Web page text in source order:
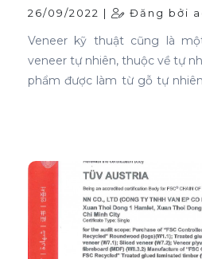
26/09/2022 | Đăng bởi
Veneer kỹ thuật cũng là
veneer tự nhiên, thuộc về tự
phẩm được làm từ gỗ tự